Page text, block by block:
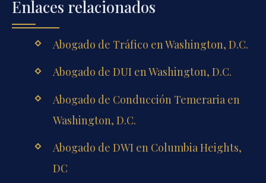
Enlaces relacionados
Abogado de Tráfico en Washington, D.C.
Abogado de DUI en Washington, D.C.
Abogado de Conducción Temeraria en
Washington, D.C.
Abogado de DWI en Columbia Heights,
DC